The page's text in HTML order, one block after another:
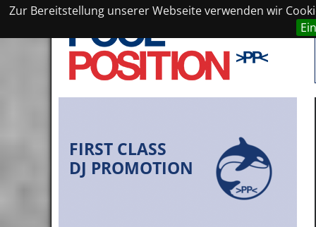
Zur Bereitstellung unserer Webseite verwenden wir
FIRST CLASS
DJ PROMOTION